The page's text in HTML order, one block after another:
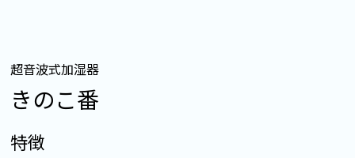
超音波式加湿器
きのこ番
特徴